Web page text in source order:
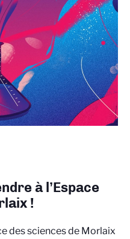
à l’Espace
!
des sciences de Morlaix